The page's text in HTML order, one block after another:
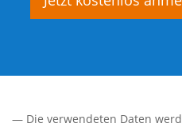
— Die verwendeten Daten